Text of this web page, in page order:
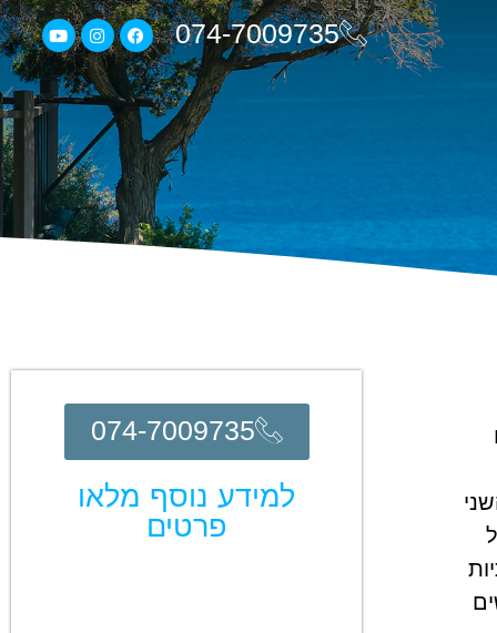
074-7009735
074-7009735
למידע נוסף מלאו
פרטים